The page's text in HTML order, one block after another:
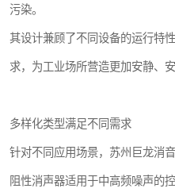
污染。
其设计兼顾了不同设备的运行特
求，为工业场所营造更加安静、
多样化类型满足不同需求
针对不同应用场景，苏州巨龙消
阻性消声器适用于中高频噪声的